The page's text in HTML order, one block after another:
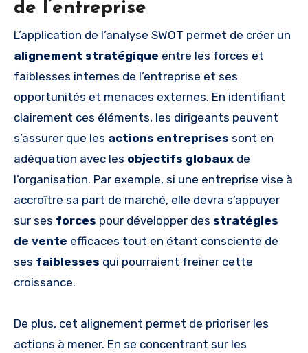
de l’entreprise
L’application de l’analyse SWOT permet de créer un
alignement stratégique entre les forces et
faiblesses internes de l’entreprise et ses
opportunités et menaces externes. En identifiant
clairement ces éléments, les dirigeants peuvent
s’assurer que les actions entreprises sont en
adéquation avec les objectifs globaux de
l’organisation. Par exemple, si une entreprise vise à
accroître sa part de marché, elle devra s’appuyer
sur ses forces pour développer des stratégies
de vente efficaces tout en étant consciente de
ses faiblesses qui pourraient freiner cette
croissance.
De plus, cet alignement permet de prioriser les
actions à mener. En se concentrant sur les